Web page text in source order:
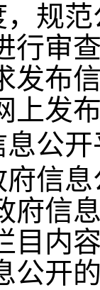
规
行审
发布
上发
息公
信
府信
目内
公开